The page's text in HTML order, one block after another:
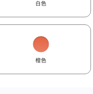
白色
橙色